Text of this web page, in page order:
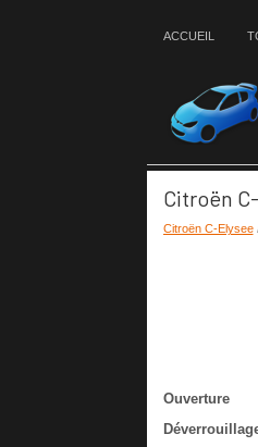
ACCUEIL
Citroën
Citroën C-Elysee
Ouverture